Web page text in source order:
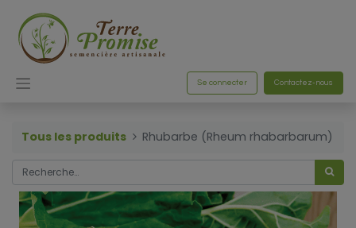
Se connecter Contactez-nous
Tous les produits Rhubarbe (Rheum rhabarbarum)